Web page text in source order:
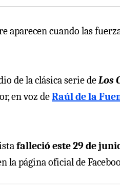
aparecen cuando las
de la clásica serie deLos
en voz deRaúl de la
falleció este 29 de
la página oficial de